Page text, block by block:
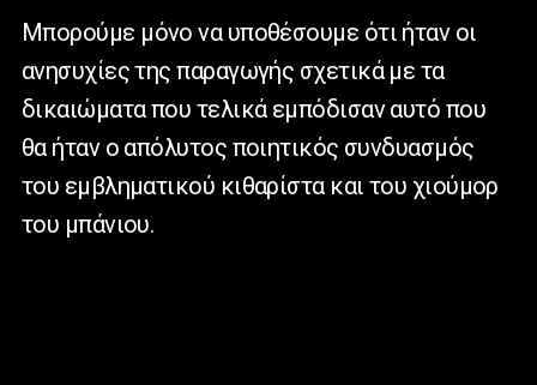
Μπορούμε μόνο να υποθέσουμε ότι ήταν οι
ανησυχίες της παραγωγής σχετικά με τα
δικαιώματα που τελικά εμπόδισαν αυτό που
θα ήταν ο απόλυτος ποιητικός συνδυασμός
του εμβληματικού κιθαρίστα και του χιούμορ
του μπάνιου.